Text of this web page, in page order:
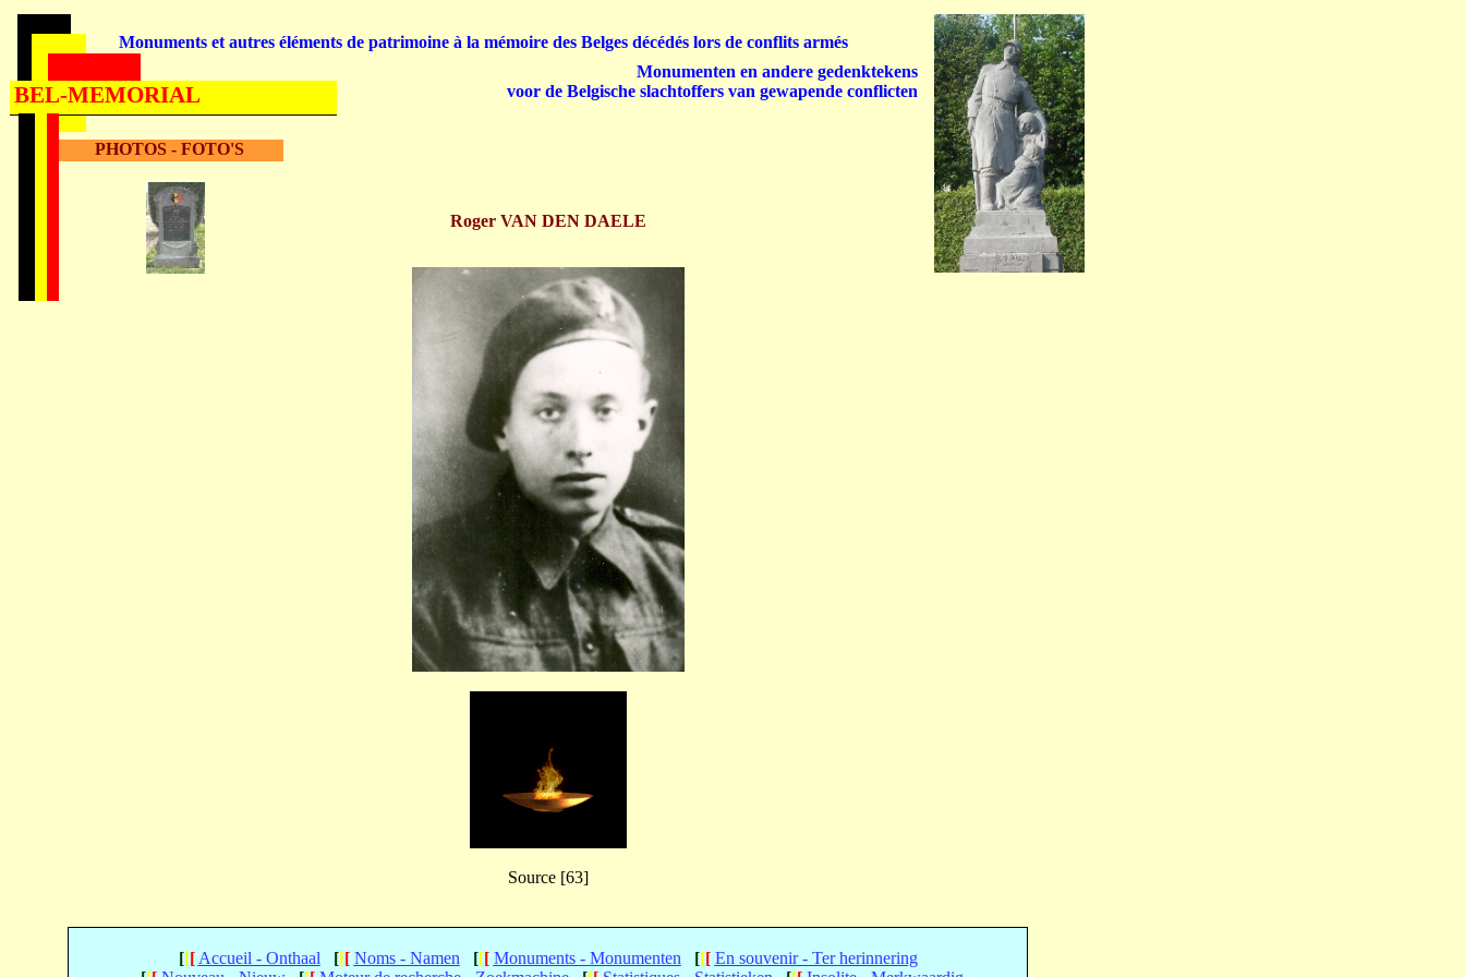
PHOTOS - FOTO'S
Roger VAN DEN DAELE
Source [63]
[[[ Accueil - Onthaal [[[ Noms - Namen [[[ Monuments - Monumenten [[[ En souvenir - Ter herinnering
Monuments et autres éléments de patrimoine à la mémoire des Belges décédés lors de conflits armés
Monumenten en andere gedenktekens
voor de Belgische slachtoffers van gewapende conflicten
BEL-MEMORIAL